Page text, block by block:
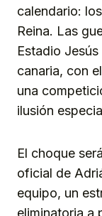
calendario:
Reina. Las
Estadio
canaria, con
una
ilusión
El choque
oficial de
equipo, un